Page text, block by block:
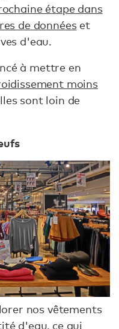
étape dans
de donnéeset
d'eau.
à mettre en
moins
sont loin de
nos vêtements
d'eau, ce qui